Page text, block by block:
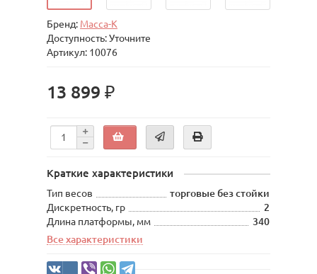
Бренд: Масса-К
Доступность: Уточните
Артикул: 10076
13 899 ₽
Краткие характеристики
Тип весов
торговые без стойки
Дискретность, гр
2
Длина платформы, мм
340
Все характеристики